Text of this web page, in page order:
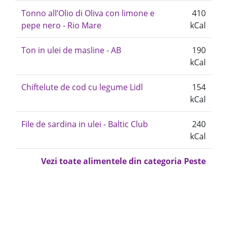
Tonno all’Olio di Oliva con limone e
pepe nero - Rio Mare
410
kCal
Ton in ulei de masline - AB
190
kCal
Chiftelute de cod cu legume Lidl
154
kCal
File de sardina in ulei - Baltic Club
240
kCal
Vezi toate alimentele din categoria Peste